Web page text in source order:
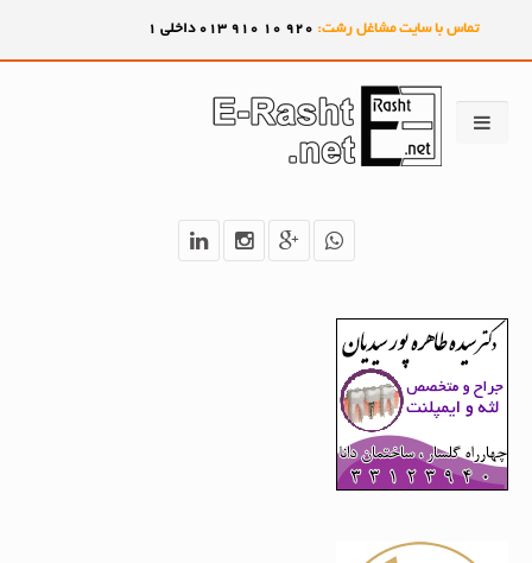
تماس با سایت مشاغل رشت: 920
10
910 013 داخلی 1